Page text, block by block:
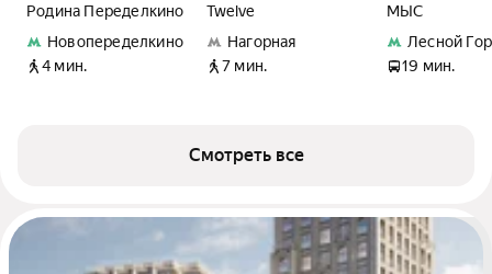
Родина Переделкино
Новопеределкино
4 мин.
Twelve
Нагорная
7 мин.
МЫС
Лесной
19 мин.
Смотреть все